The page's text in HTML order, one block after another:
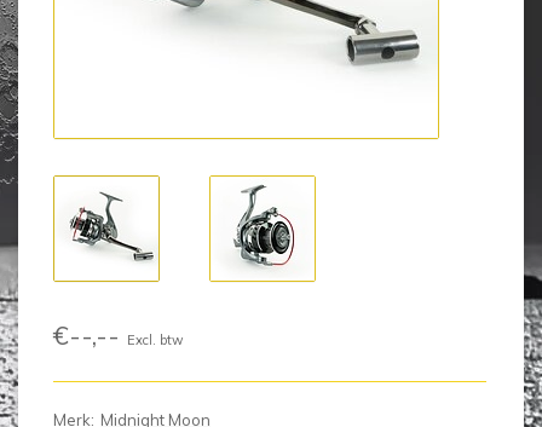
€--,-- Excl. btw
Merk: Midnight Moon